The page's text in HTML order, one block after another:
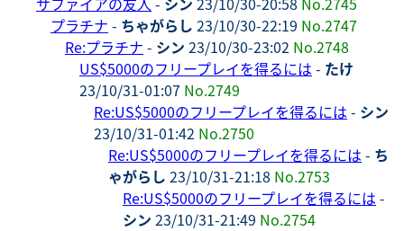
プラチナ - ちゃがらし 23/10/30-22:19 No.2747
Re:プラチナ - シン 23/10/30-23:02 No.2748
US$5000のフリープレイを得るには - たけ
23/10/31-01:07 No.2749
Re:US$5000のフリープレイを得るには - シン
23/10/31-01:42 No.2750
Re:US$5000のフリープレイを得るには - ち
ゃがらし 23/10/31-21:18 No.2753
Re:US$5000のフリープレイを得るには -
シン 23/10/31-21:49 No.2754